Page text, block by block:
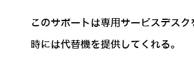
このサポートは専用サービスデス
時には代替機を提供してくれる。